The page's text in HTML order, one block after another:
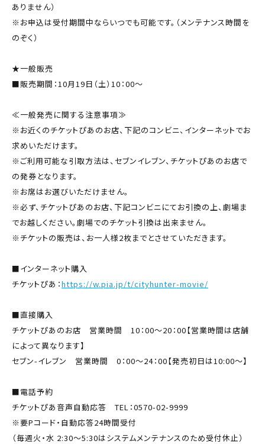
ありません）
※お申込は受付期間中ならいつでも可能です。（メンテナンス時間を
のぞく）
★一般販売
■販売期間：10月19日（土）10：00～
≪一般発売に関する注意事項≫
※お近くのチケットぴあのお店、下記のコンビニ、インターネットでお
求めいただけます。
※ご利用可能な引取方法は、セブンイレブン、チケットぴあのお店で
の発券となります。
※お席はお選びいただけません。
※必ず、チケットぴあのお店、下記コンビニにてお引換の上、劇場ま
でお越しください。劇場でのチケット引換は出来ません。
※チケットの販売は、お一人様2枚までとさせていただきます。
■インターネット購入
チケットぴあ：https://w.pia.jp/t/cityhunter-movie/
■直接購入
チケットぴあのお店 営業時間 10：00～20：00【営業時間は店舗
によって異なります】
セブン-イレブン 営業時間 0：00～24：00【発売初日は10:00～】
■電話予約
チケットぴあ音声自動応答 TEL：0570-02-9999
※要Pコード・自動応答24時間受付
（毎週火・水 2:30〜5:30はシステムメンテナンスのため受付休止）